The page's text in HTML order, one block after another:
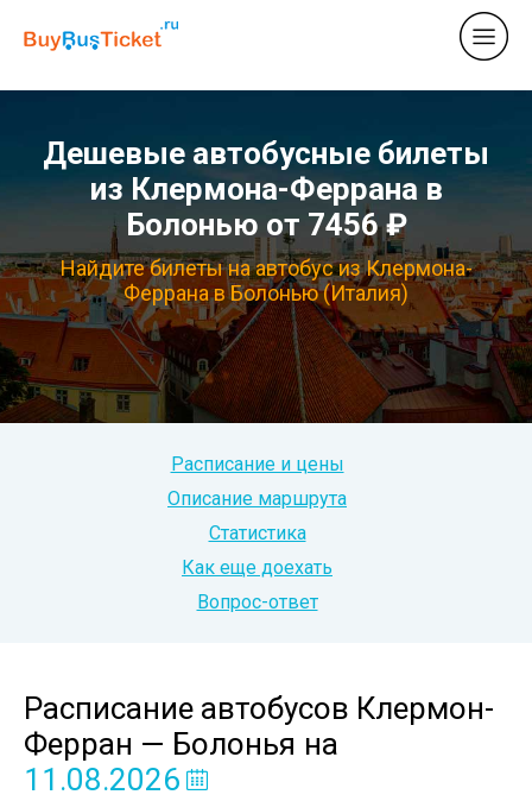
Дешевые автобусные билеты
из Клермона-Феррана в
Болонью от 7456 ₽
Найдите билеты на автобус из Клермона-
Феррана в Болонью (Италия)
Расписание и цены
Описание маршрута
Статистика
Как еще доехать
Вопрос-ответ
Расписание автобусов Клермон-
Ферран — Болонья на
11.08.2026